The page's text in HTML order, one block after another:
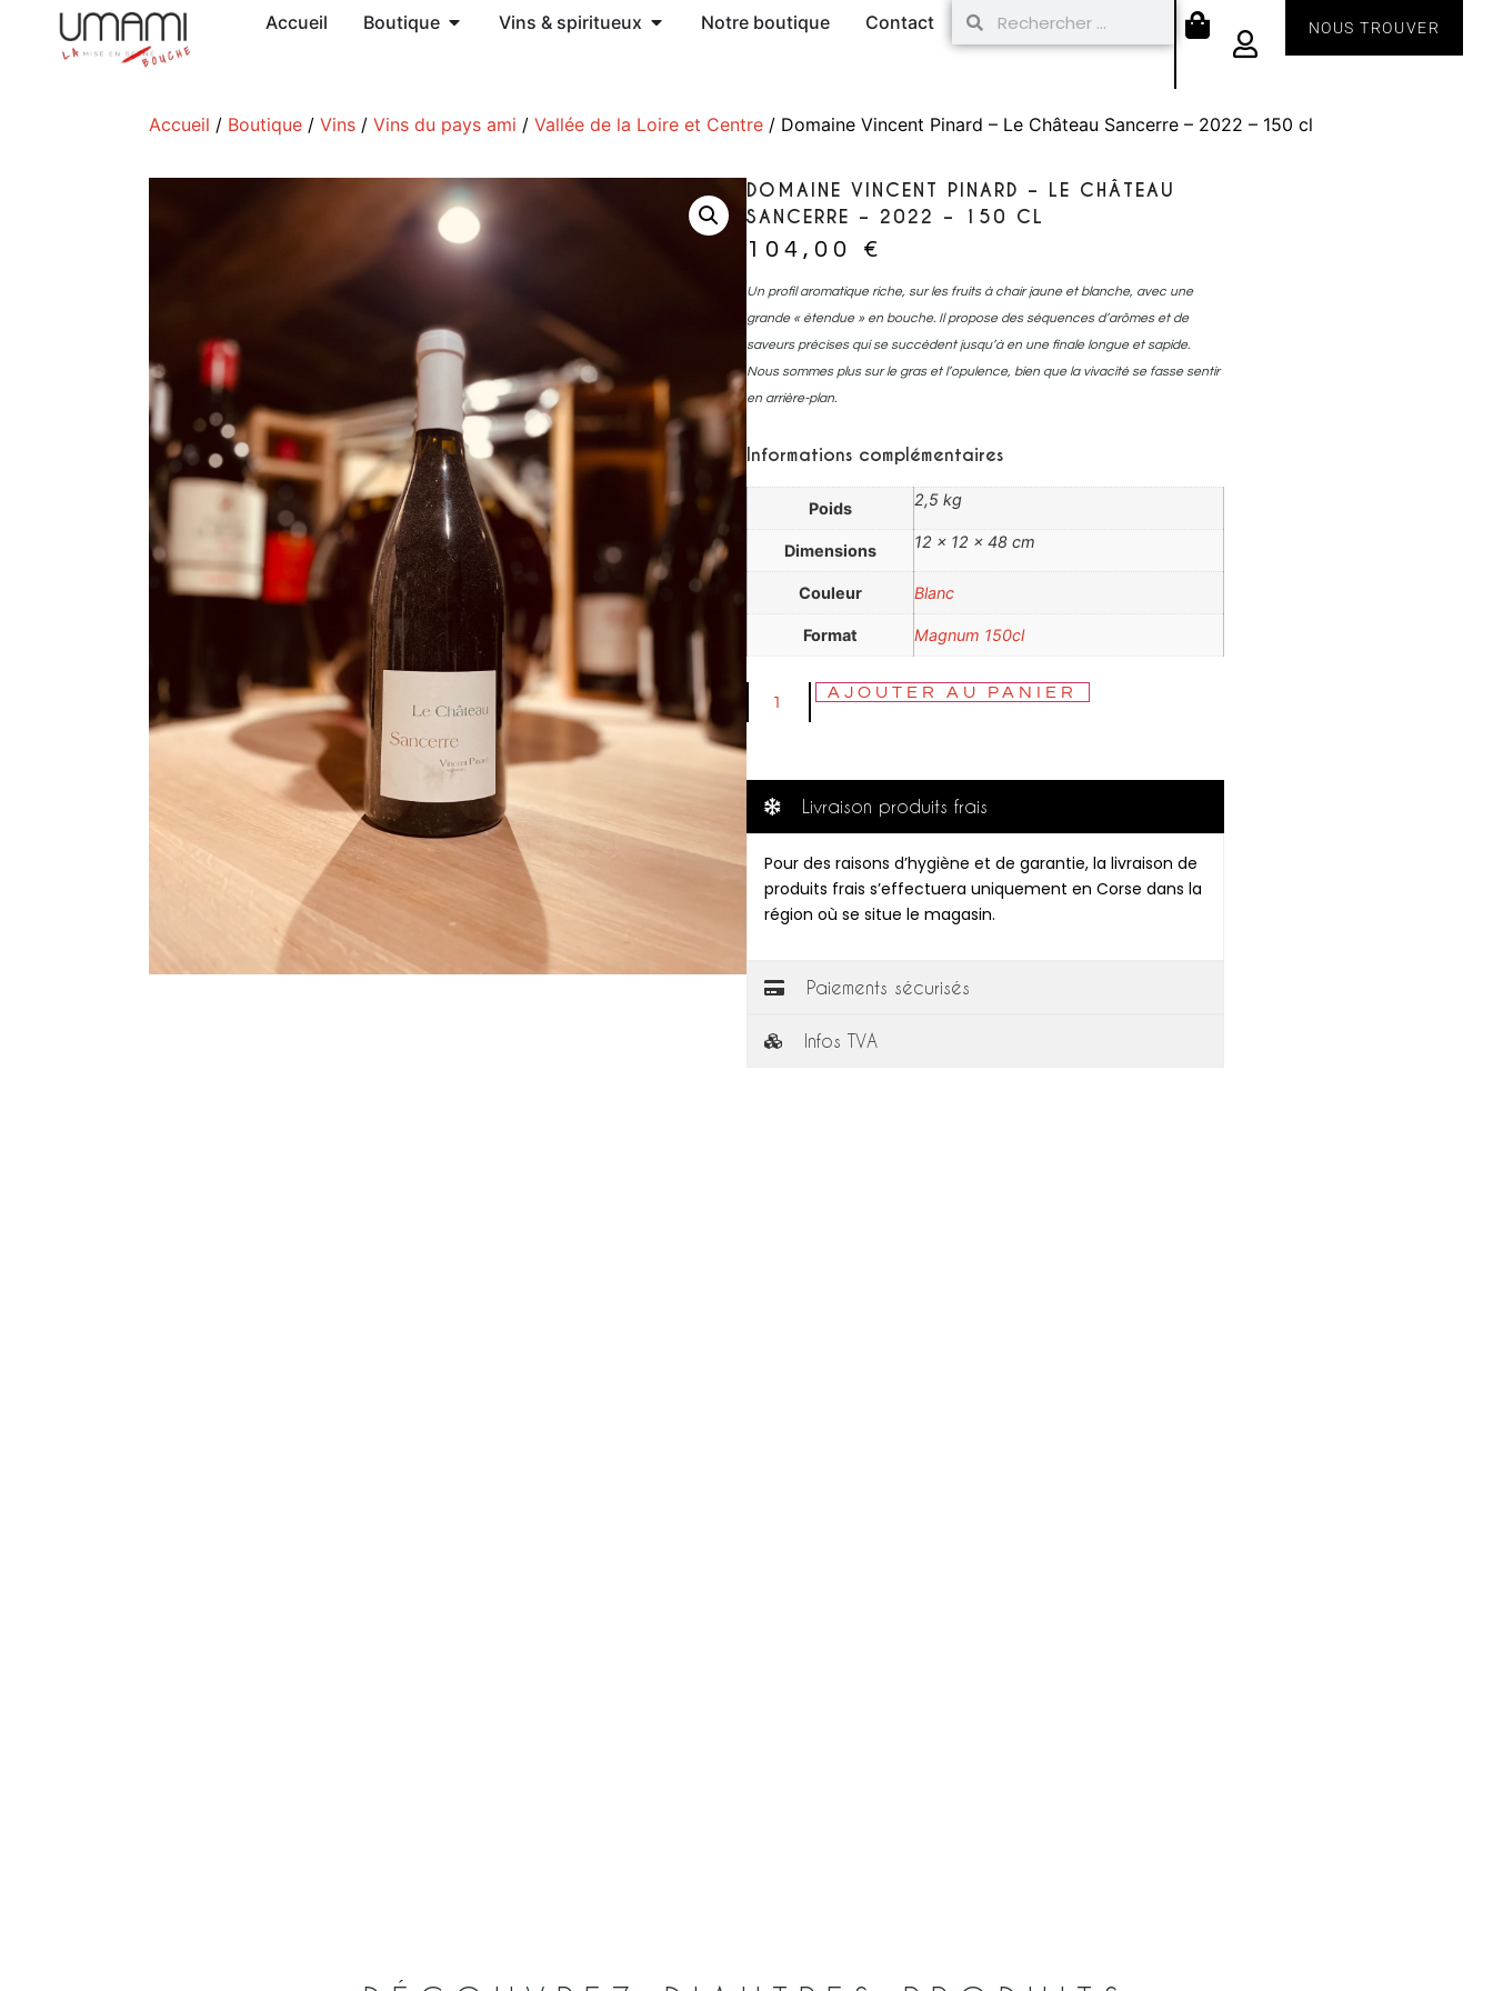
Accueil Boutique Vins & spiritueux Notre boutique Contact NOUS TROUVER
Accueil / Boutique /Vins /Vins du pays ami /Vallée de la Loire et Centre / Domaine Vincent Pinard – Le Château Sancerre – 2022 – 150 cl
DOMAINE VINCENT PINARD – LE CHÂTEAU
SANCERRE – 2022 – 150 CL
104,00 €
Un profil aromatique riche, sur les fruits à chair jaune et blanche, avec une
grande « étendue » en bouche. Il propose des séquences d’arômes et de
saveurs précises qui se succèdent jusqu’à en une finale longue et sapide.
Nous sommes plus sur le gras et l’opulence, bien que la vivacité se fasse sentir
en arrière-plan.
Informations complémentaires
Poids 2,5 kg
Dimensions 12 × 12 × 48 cm
Couleur Blanc
Format Magnum 150cl
AJOUTER AU PANIER
Livraison produits frais
Pour des raisons d’hygiène et de garantie, la livraison de
produits frais s’effectuera uniquement en Corse dans la
région où se situe le magasin.
Paiements sécurisés
Infos TVA